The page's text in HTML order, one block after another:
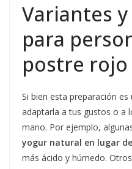
Variantes
para
postre rojo
Si bien esta preparación
adaptarla a tus gustos o a
mano. Por ejemplo,
yogur natural en lugar
más ácido y húmedo.